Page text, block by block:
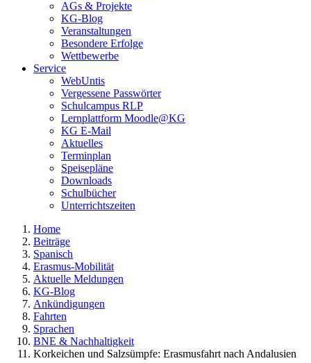
AGs & Projekte
KG-Blog
Veranstaltungen
Besondere Erfolge
Wettbewerbe
Service
WebUntis
Vergessene Passwörter
Schulcampus RLP
Lernplattform Moodle@KG
KG E-Mail
Aktuelles
Terminplan
Speisepläne
Downloads
Schulbücher
Unterrichtszeiten
Home
Beiträge
Spanisch
Erasmus-Mobilität
Aktuelle Meldungen
KG-Blog
Ankündigungen
Fahrten
Sprachen
BNE & Nachhaltigkeit
Korkeichen und Salzsümpfe: Erasmusfahrt nach Andalusien